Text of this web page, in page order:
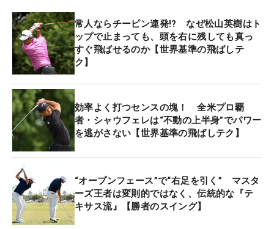
常人ならチーピン連発!? なぜ松山英樹はト
ップで止まっても、頭を右に残しても真っ
すぐ飛ばせるのか【世界基準の飛ばしテ
ク】
効率よく打つセンスの塊！ 全米プロ覇
者・シャウフェレは“不動の上半身”でパワー
を逃がさない【世界基準の飛ばしテク】
“オープンフェース”で“右足を引く” マスタ
ーズ王者は変則的ではなく、伝統的な『テ
キサス流』【勝者のスイング】